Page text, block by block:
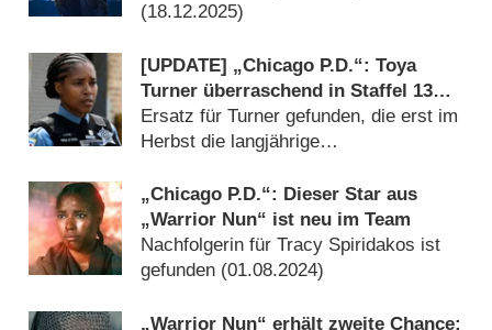
(18.12.2025)
[UPDATE] „Chicago P.D.“: Toya
Turner überraschend in Staffel 13
nicht mit dabei
Ersatz für Turner gefunden, die erst im
Herbst die langjährige
„Chicago P.D.“: Dieser Star aus
„Warrior Nun“ ist neu im Team
Nachfolgerin für Tracy Spiridakos ist
gefunden (01.08.2024)
„Warrior Nun“ erhält zweite Chance: